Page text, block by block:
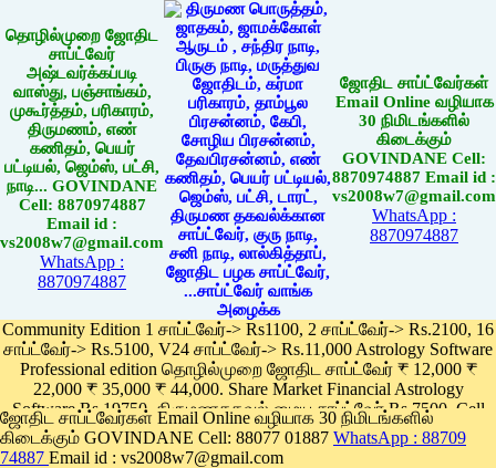
தொழில்முறை ஜோதிட
சாப்ட்வேர்
அஷ்டவர்க்கப்படி
வாஸ்து, பஞ்சாங்கம்,
முகூர்த்தம், பரிகாரம்,
திருமணம், எண்
கணிதம், பெயர்
பட்டியல், ஜெம்ஸ், பட்சி,
நாடி... GOVINDANE
Cell: 8870974887
Email id :
vs2008w7@gmail.com
WhatsApp :
8870974887
ஜோதிட சாப்ட்வேர்கள்
Email Online வழியாக
30 நிமிடங்களில்
கிடைக்கும்
GOVINDANE Cell:
8870974887 Email id :
vs2008w7@gmail.com
WhatsApp :
8870974887
Community Edition 1 சாப்ட்வேர்-> Rs1100, 2 சாப்ட்வேர்-> Rs.2100, 16
சாப்ட்வேர்-> Rs.5100, V24 சாப்ட்வேர்-> Rs.11,000 Astrology Software
Professional edition தொழில்முறை ஜோதிட சாப்ட்வேர் ₹ 12,000 ₹
22,000 ₹ 35,000 ₹ 44,000. Share Market Financial Astrology
Software Rs.19750, திருமணதகவல் மைய சாப்ட்வேர் Rs.7500, Cell
Phone App Rs. 1100
Pay online
ஜோதிட சாப்ட்வேர்கள் Email Online வழியாக 30 நிமிடங்களில்
கிடைக்கும் GOVINDANE Cell: 88077 01887 WhatsApp : 88709
74887 Email id : vs2008w7@gmail.com